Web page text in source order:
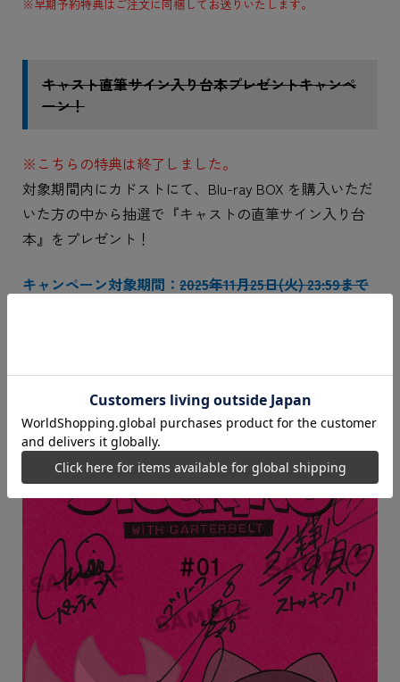
※早期予約特典はご注文に同梱してお送りいたします。
キャスト直筆サイン入り台本プレゼントキャンペ
ーン！
※こちらの特典は終了しました。
対象期間内にカドストにて、Blu-ray BOX を購入いただ
いた方の中から抽選で『キャストの直筆サイン入り台
本』をプレゼント！
キャンペーン対象期間： 2025年11月25日(火) 23:59まで